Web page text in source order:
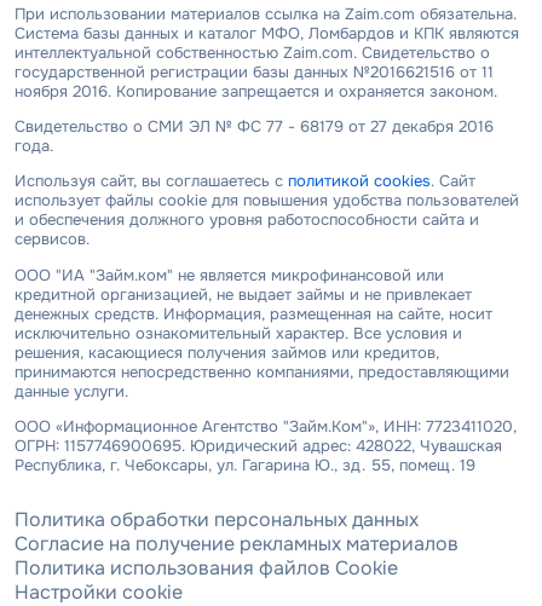
При использовании материалов ссылка на Zaim.com обязательна.
Система базы данных и каталог МФО, Ломбардов и КПК являются
интеллектуальной собственностью Zaim.com. Свидетельство о
государственной регистрации базы данных №2016621516 от 11
ноября 2016. Копирование запрещается и охраняется законом.
Свидетельство о СМИ ЭЛ № ФС 77 - 68179 от 27 декабря 2016
года.
Используя сайт, вы соглашаетесь с политикой cookies. Сайт
использует файлы cookie для повышения удобства пользователей
и обеспечения должного уровня работоспособности сайта и
сервисов.
ООО "ИА "Займ.ком" не является микрофинансовой или
кредитной организацией, не выдает займы и не привлекает
денежных средств. Информация, размещенная на сайте, носит
исключительно ознакомительный характер. Все условия и
решения, касающиеся получения займов или кредитов,
принимаются непосредственно компаниями, предоставляющими
данные услуги.
ООО «Информационное Агентство "Займ.Ком"», ИНН: 7723411020,
ОГРН: 1157746900695. Юридический адрес: 428022, Чувашская
Республика, г. Чебоксары, ул. Гагарина Ю., зд. 55, помещ. 19
Политика обработки персональных данных
Согласие на получение рекламных материалов
Политика использования файлов Cookie
Настройки cookie